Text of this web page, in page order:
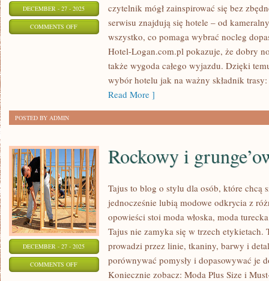
DECEMBER - 27 - 2025
COMMENTS OFFON
czytelnik mógł zainspirować się bez
serwisu znajdują się hotele – od
wszystko, co pomaga wybrać nocleg
Hotel-Logan.com.pl pokazuje, że dobry
także wygoda całego wyjazdu. Dzięki
wybór hotelu jak na ważny składnik
Read More ]
POSTED BY ADMIN
DECEMBER - 27 - 2025
COMMENTS OFFON
Rockowy i
Tajus to blog o stylu dla osób, które chcą
jednocześnie lubią modowe odkrycia z
opowieści stoi moda włoska, moda
Tajus nie zamyka się w trzech etykietach.
prowadzi przez linie, tkaniny, barwy i
porównywać pomysły i dopasowywać je
Koniecznie zobacz: Moda Plus Size i